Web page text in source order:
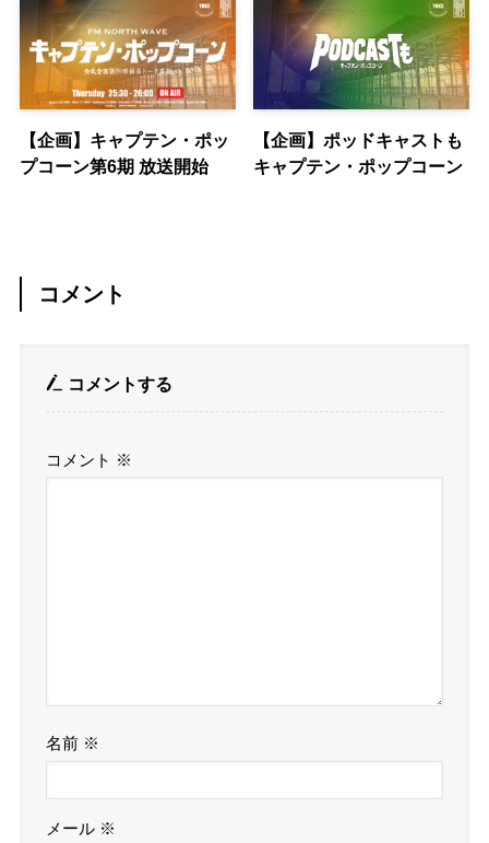
【企画】キャプテン・ポッ
プコーン第6期 放送開始
【企画】ポッドキャストも
キャプテン・ポップコーン
コメント
コメントする
コメント ※
名前 ※
メール ※